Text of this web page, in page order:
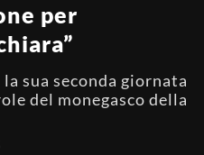
per
sua seconda giornata
del monegasco della